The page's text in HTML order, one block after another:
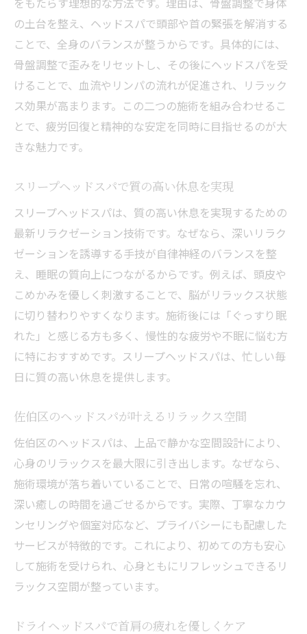
の土台を整え、ヘッドスパで頭部や首の緊張を解消する
ことで、全身のバランスが整うからです。具体的には、
骨盤調整で歪みをリセットし、その後にヘッドスパを受
けることで、血流やリンパの流れが促進され、リラック
ス効果が高まります。この二つの施術を組み合わせるこ
とで、疲労回復と精神的な安定を同時に目指せるのが大
きな魅力です。
スリープヘッドスパで質の高い休息を実現
スリープヘッドスパは、質の高い休息を実現するための
最新リラクゼーション技術です。なぜなら、深いリラク
ゼーションを誘導する手技が自律神経のバランスを整
え、睡眠の質向上につながるからです。例えば、頭皮や
こめかみを優しく刺激することで、脳がリラックス状態
に切り替わりやすくなります。施術後には「ぐっすり眠
れた」と感じる方も多く、慢性的な疲労や不眠に悩む方
に特におすすめです。スリープヘッドスパは、忙しい毎
日に質の高い休息を提供します。
佐伯区のヘッドスパが叶えるリラックス空間
佐伯区のヘッドスパは、上品で静かな空間設計により、
心身のリラックスを最大限に引き出します。なぜなら、
施術環境が落ち着いていることで、日常の喧騒を忘れ、
深い癒しの時間を過ごせるからです。実際、丁寧なカウ
ンセリングや個室対応など、プライバシーにも配慮した
サービスが特徴的です。これにより、初めての方も安心
して施術を受けられ、心身ともにリフレッシュできるリ
ラックス空間が整っています。
ドライヘッドスパで首肩の疲れを優しくケア